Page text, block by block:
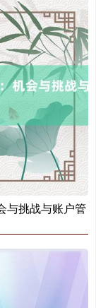
与挑战与账户管